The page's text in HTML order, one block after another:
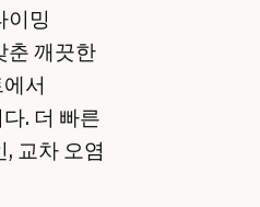
이밍
춘 깨끗한
서
. 더 빠른
, 교차 오염